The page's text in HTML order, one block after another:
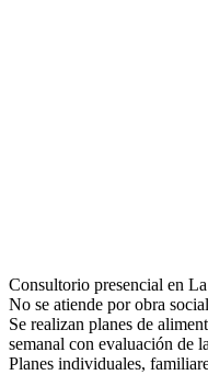
Consultorio presencial en
No se atiende por obra
Se realizan planes de
semanal con evaluación de
Planes individuales,